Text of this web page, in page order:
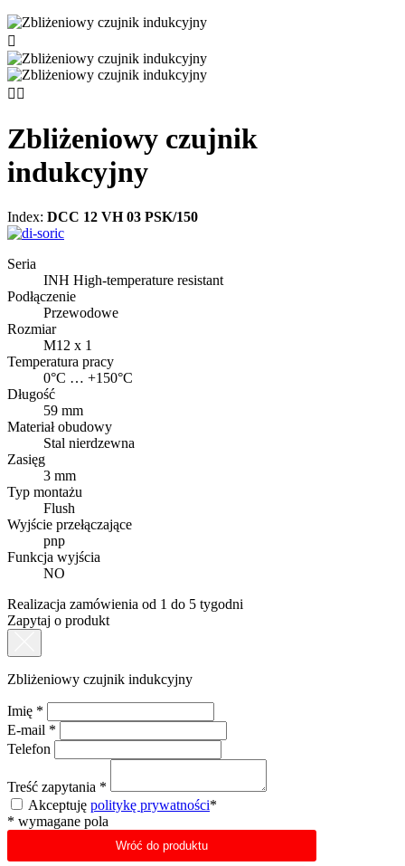

 
Zbliżeniowy czujnik
indukcyjny
Index: DCC 12 VH 03 PSK/150
Seria
INH High-temperature resistant
Podłączenie
Przewodowe
Rozmiar
M12 x 1
Temperatura pracy
0°C … +150°C
Długość
59 mm
Materiał obudowy
Stal nierdzewna
Zasięg
3 mm
Typ montażu
Flush
Wyjście przełączające
pnp
Funkcja wyjścia
NO
Realizacja zamówienia od 1 do 5 tygodni
Zapytaj o produkt
Zbliżeniowy czujnik indukcyjny
Imię *
E-mail *
Telefon
Treść zapytania *
Akceptuję politykę prywatności*
* wymagane pola
Wróć do produktu